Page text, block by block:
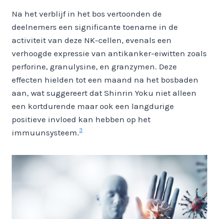
Na het verblijf in het bos vertoonden de
deelnemers een significante toename in de
activiteit van deze NK-cellen, evenals een
verhoogde expressie van antikanker-eiwitten zoals
perforine, granulysine, en granzymen. Deze
effecten hielden tot een maand na het bosbaden
aan, wat suggereert dat Shinrin Yoku niet alleen
een kortdurende maar ook een langdurige
positieve invloed kan hebben op het
immuunsysteem.3